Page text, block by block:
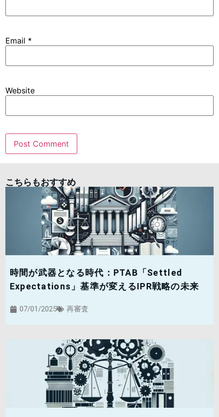
Email *
Website
こちらもおすすめ
時間が武器となる時代：PTAB「Settled
Expectations」基準が変えるIPR戦略の未来
07/01/2025 再審査